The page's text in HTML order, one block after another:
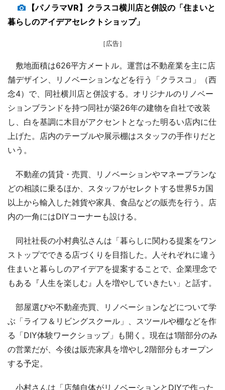
【パノラマVR】クラスコ横川店と併設の「住まいと
暮らしのアイデアセレクトショップ」
［広告］
敷地面積は626平方メートル。運営は不動産業を主に店
舗デザイン、リノベーションなどを行う「クラスコ」（西
念4）で、同社横川店と併設する。オリジナルのリノベー
ションブランドを持つ同社が築26年の建物を自社で改装
し、白を基調に木目がアクセントとなった明るい店内に仕
上げた。店内のテーブルや展示棚はスタッフの手作りだと
いう。
不動産の賃貸・売買、リノベーションやマネープランな
どの相談に乗るほか、スタッフがセレクトする世界5カ国
以上から輸入した雑貨や家具、食品などの販売を行う。店
内の一角にはDIYコーナーも設ける。
同社社長の小村典弘さんは「暮らしに関わる提案をワン
ストップでできる店づくりを目指した。人それぞれに違う
住まいと暮らしのアイデアを提案することで、企業理念で
もある『人生を楽しむ』人を増やしていきたい」と話す。
部屋選びや不動産売買、リノベーションなどについて学
ぶ「ライフ＆リビングスクール」、スツールや棚などを作
る「DIY体験ワークショップ」も開く。現在は1階部分のみ
の営業だが、今後は販売家具を増やし2階部分もオープン
する予定。
小村さんは「店舗自体がリノベーションとDIYで作った